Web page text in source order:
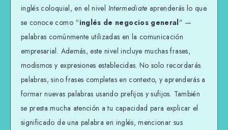
inglés coloquial, en el nivel Intermediate aprenderás lo que
se conoce como “inglés de negocios general” —
palabras comúnmente utilizadas en la comunicación
empresarial. Además, este nivel incluye muchas frases,
modismos y expresiones establecidas. No solo recordarás
palabras, sino frases completas en contexto, y aprenderás a
formar nuevas palabras usando prefijos y sufijos. También
se presta mucha atención a tu capacidad para explicar el
significado de una palabra en inglés, mencionar sus